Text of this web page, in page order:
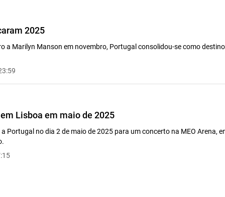
2025
a Marilyn Manson em novembro, Portugal consolidou-se como
Lisboa em maio de 2025
Portugal no dia 2 de maio de 2025 para um concerto na MEO Arena,